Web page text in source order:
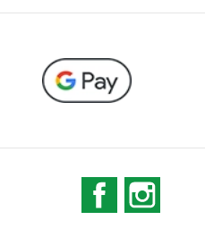
Facebook